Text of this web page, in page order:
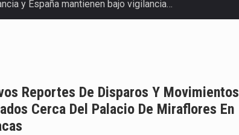
este viernes 7 de…
dejó claro que la…
viernes 7 de agosto…
la ceremonia de…
Reportes De Disparos Y Movimientos
Cerca Del Palacio De Miraflores En